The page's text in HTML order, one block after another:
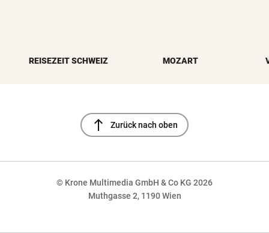
REISEZEIT SCHWEIZ MOZART
north Zurück nach oben
© Krone Multimedia GmbH & Co KG 2026
Muthgasse 2, 1190 Wien